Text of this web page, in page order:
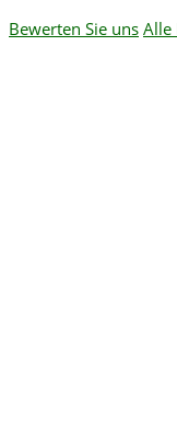
Bewerten Sie uns Alle